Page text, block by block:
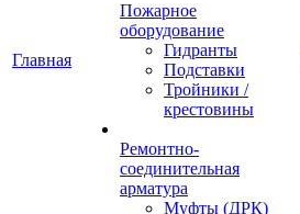
Главная
Пожарное
оборудование
Гидранты
Подставки
Тройники /
крестовины
Ремонтно-
соединительная
арматура
Муфты (ДРК)